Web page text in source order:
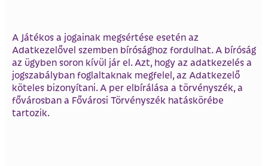
A Játékos a jogainak megsértése esetén az
Adatkezelővel szemben bírósághoz fordulhat. A bíróság
az ügyben soron kívül jár el. Azt, hogy az adatkezelés a
jogszabályban foglaltaknak megfelel, az Adatkezelő
köteles bizonyítani. A per elbírálása a törvényszék, a
fővárosban a Fővárosi Törvényszék hatáskörébe
tartozik.